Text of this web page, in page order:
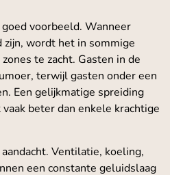
voorbeeld. Wanneer
wordt het in sommige
te zacht. Gasten in de
terwijl gasten onder een
Een gelijkmatige spreiding
beter dan enkele krachtige
Ventilatie, koeling,
een constante geluidslaag